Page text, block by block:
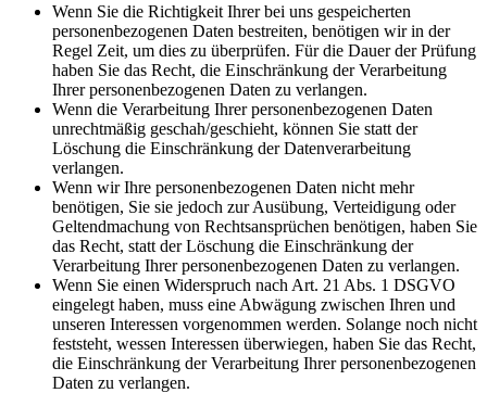
Wenn Sie die Richtigkeit Ihrer bei uns gespeicherten
personenbezogenen Daten bestreiten, benötigen wir in der
Regel Zeit, um dies zu überprüfen. Für die Dauer der Prüfung
haben Sie das Recht, die Einschränkung der Verarbeitung
Ihrer personenbezogenen Daten zu verlangen.
Wenn die Verarbeitung Ihrer personenbezogenen Daten
unrechtmäßig geschah/geschieht, können Sie statt der
Löschung die Einschränkung der Datenverarbeitung
verlangen.
Wenn wir Ihre personenbezogenen Daten nicht mehr
benötigen, Sie sie jedoch zur Ausübung, Verteidigung oder
Geltendmachung von Rechtsansprüchen benötigen, haben Sie
das Recht, statt der Löschung die Einschränkung der
Verarbeitung Ihrer personenbezogenen Daten zu verlangen.
Wenn Sie einen Widerspruch nach Art. 21 Abs. 1 DSGVO
eingelegt haben, muss eine Abwägung zwischen Ihren und
unseren Interessen vorgenommen werden. Solange noch nicht
feststeht, wessen Interessen überwiegen, haben Sie das Recht,
die Einschränkung der Verarbeitung Ihrer personenbezogenen
Daten zu verlangen.